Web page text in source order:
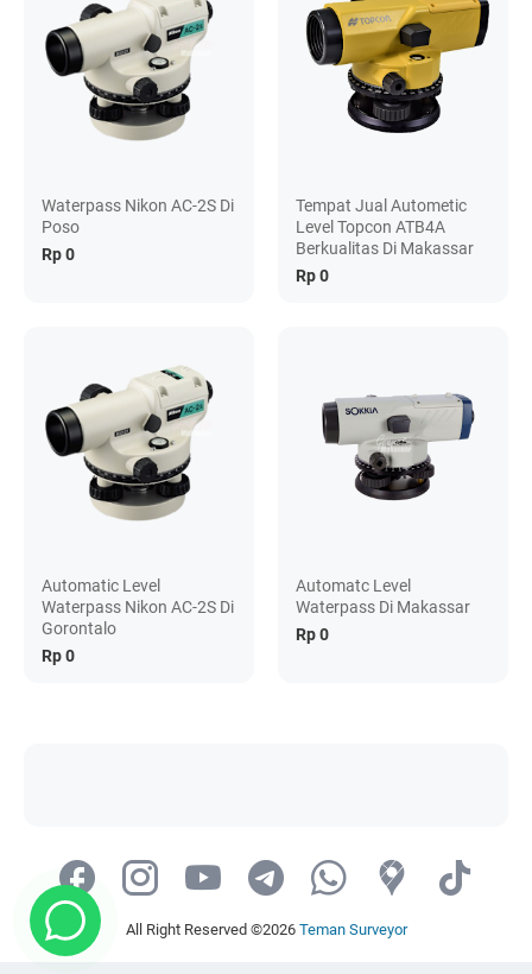
Waterpass Nikon AC-2S Di
Poso
Rp 0
Tempat Jual Autometic
Level Topcon ATB4A
Berkualitas Di Makassar
Rp 0
Automatic Level
Waterpass Nikon AC-2S Di
Gorontalo
Rp 0
Automatc Level
Waterpass Di Makassar
Rp 0
All Right Reserved ©2026 Teman Surveyor